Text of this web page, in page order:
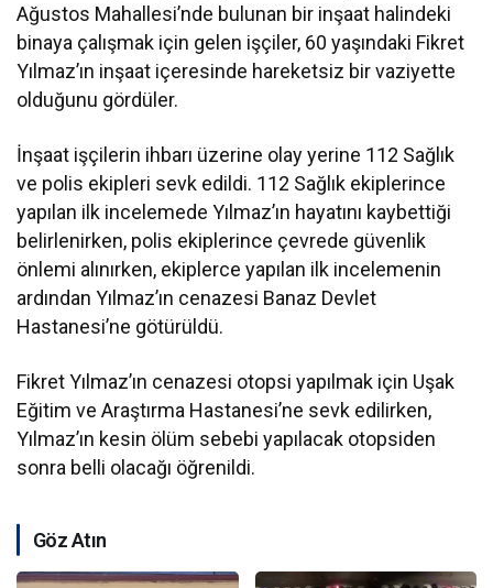
Ağustos Mahallesi’nde bulunan bir inşaat halindeki
binaya çalışmak için gelen işçiler, 60 yaşındaki Fikret
Yılmaz’ın inşaat içeresinde hareketsiz bir vaziyette
olduğunu gördüler.
İnşaat işçilerin ihbarı üzerine olay yerine 112 Sağlık
ve polis ekipleri sevk edildi. 112 Sağlık ekiplerince
yapılan ilk incelemede Yılmaz’ın hayatını kaybettiği
belirlenirken, polis ekiplerince çevrede güvenlik
önlemi alınırken, ekiplerce yapılan ilk incelemenin
ardından Yılmaz’ın cenazesi Banaz Devlet
Hastanesi’ne götürüldü.
Fikret Yılmaz’ın cenazesi otopsi yapılmak için Uşak
Eğitim ve Araştırma Hastanesi’ne sevk edilirken,
Yılmaz’ın kesin ölüm sebebi yapılacak otopsiden
sonra belli olacağı öğrenildi.
Göz Atın